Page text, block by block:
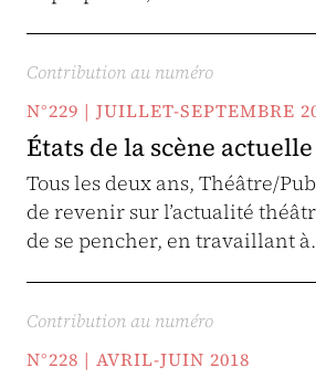
Contribution au numéro
N°229 | JUILLET-SEPTEMBRE
États de la scène actuelle
Tous les deux ans, Théâtre/
de revenir sur l’actualité
de se pencher, en travaillant
Contribution au numéro
N°228 | AVRIL-JUIN 2018